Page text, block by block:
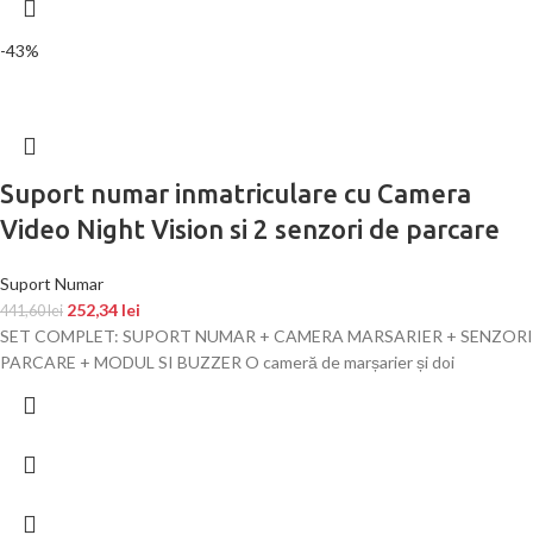
-43%
Suport numar inmatriculare cu Camera
Video Night Vision si 2 senzori de parcare
Suport Numar
441,60lei 252,34 lei
SET COMPLET: SUPORT NUMAR + CAMERA MARSARIER + SENZORI
PARCARE + MODUL SI BUZZER O cameră de marșarier și doi